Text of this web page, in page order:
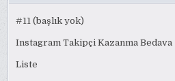
#11 (başlık yok)
Instagram Takipçi Kazanma Bedava
Liste